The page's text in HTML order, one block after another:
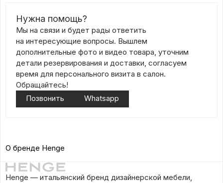
Нужна помощь?
Мы на связи и будет рады ответить
на интересующие вопросы. Вышлем
дополнительные фото и видео товара, уточним
детали резервирования и доставки, согласуем
время для персонального визита в салон.
Обращайтесь!
Позвонить
Whatsapp
О бренде Henge
Henge — итальянский бренд дизайнерской мебели,